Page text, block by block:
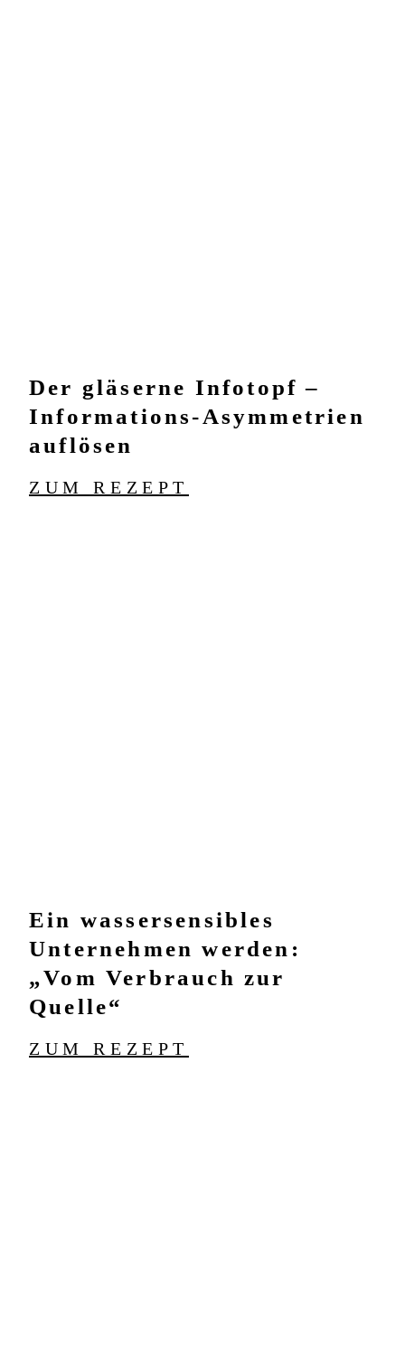
Der gläserne Infotopf –
Informations-Asymmetrien
auflösen
ZUM REZEPT
Ein wassersensibles
Unternehmen werden:
„Vom Verbrauch zur
Quelle“
ZUM REZEPT